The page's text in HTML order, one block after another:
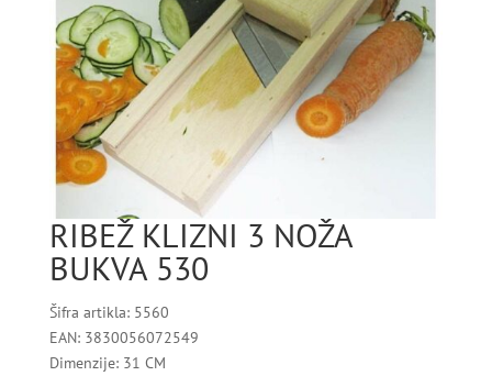
RIBEŽ KLIZNI 3 NOŽA
BUKVA 530
Šifra artikla: 5560
EAN: 3830056072549
Dimenzije: 31 CM